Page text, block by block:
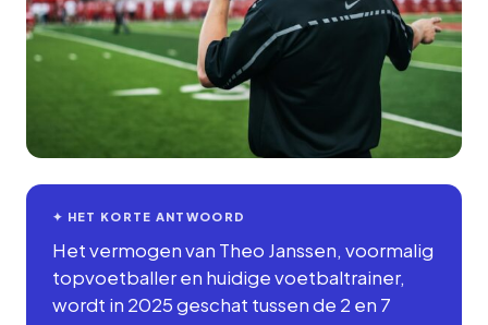
✦ HET KORTE ANTWOORD
Het vermogen van Theo Janssen, voormalig
topvoetballer en huidige voetbaltrainer,
wordt in 2025 geschat tussen de 2 en 7